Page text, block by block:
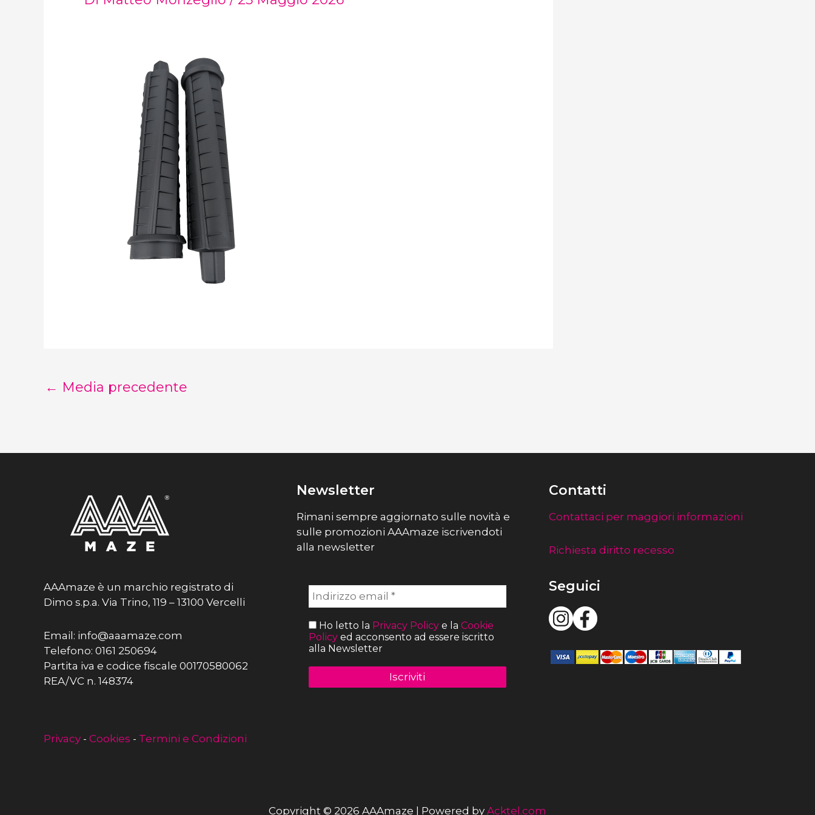
← Media precedente
AAAmaze è un marchio registrato di
Dimo s.p.a. Via Trino, 119 – 13100 Vercelli
Email: info@aaamaze.com
Telefono: 0161 250694
Partita iva e codice fiscale 00170580062
REA/VC n. 148374
Privacy - Cookies - Termini e Condizioni
Newsletter
Rimani sempre aggiornato sulle novità e
sulle promozioni AAAmaze iscrivendoti
alla newsletter
Ho letto la Privacy Policye la Cookie
Policyed acconsento ad essere iscritto
alla Newsletter
Contatti
Contattaci per maggiori informazioni
Richiesta diritto recesso
Seguici
Copyright © 2026 AAAmaze | Powered by Acktel.com